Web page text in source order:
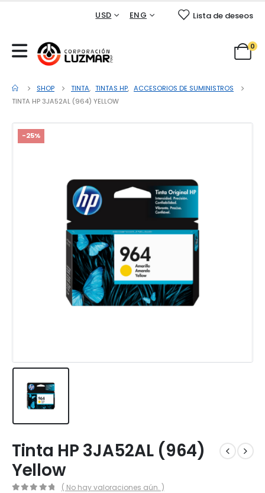
USD ENG Lista de deseos
0
SHOP TINTA, TINTAS HP, ACCESORIOS DE SUMINISTROS
TINTA HP 3JA52AL (964) YELLOW
-25%
Tinta HP 3JA52AL (964)
Yellow
( No hay valoraciones aún. )